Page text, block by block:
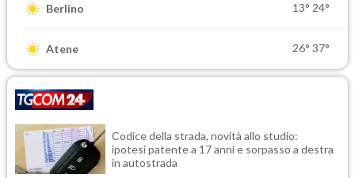
Berlino 13° 24°
Atene 26° 37°
Codice della strada, novità allo studio:
ipotesi patente a 17 anni e sorpasso a destra
in autostrada